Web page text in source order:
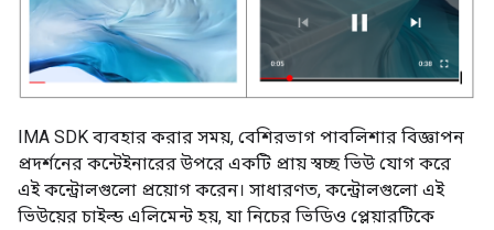
IMA SDK ব্যবহার করার সময়, বেশিরভাগ পাবলিশার বিজ্ঞাপন
প্রদর্শনের কন্টেইনারের উপরে একটি প্রায় স্বচ্ছ ভিউ যোগ করে
এই কন্ট্রোলগুলো প্রয়োগ করেন। সাধারণত, কন্ট্রোলগুলো এই
ভিউয়ের চাইল্ড এলিমেন্ট হয়, যা নিচের ভিডিও প্লেয়ারটিকে